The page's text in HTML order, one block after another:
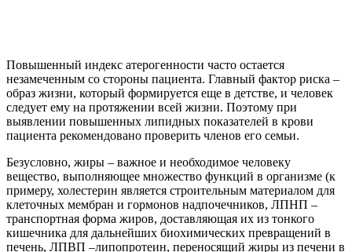
Повышенный индекс атерогенности часто остается
незамеченным со стороны пациента. Главный фактор риска –
образ жизни, который формируется еще в детстве, и человек
следует ему на протяжении всей жизни. Поэтому при
выявлении повышенных липидных показателей в крови
пациента рекомендовано проверить членов его семьи.
Безусловно, жиры – важное и необходимое человеку
вещество, выполняющее множество функций в организме (к
примеру, холестерин является строительным материалом для
клеточных мембран и гормонов надпочечников, ЛПНП –
транспортная форма жиров, доставляющая их из тонкого
кишечника для дальнейших биохимических превращений в
печень, ЛПВП –липопротеин, переносящий жиры из печени в